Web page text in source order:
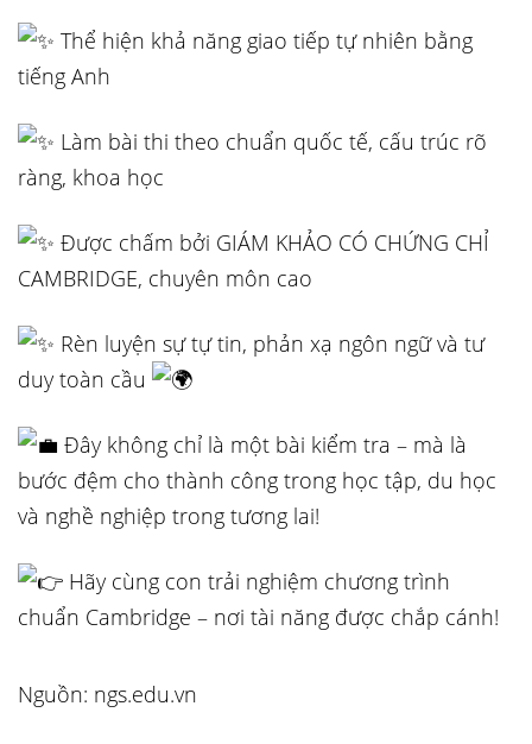
Thể hiện khả năng giao tiếp tự nhiên bằng
tiếng Anh
Làm bài thi theo chuẩn quốc tế, cấu trúc rõ
ràng, khoa học
Được chấm bởi GIÁM KHẢO CÓ CHỨNG CHỈ
CAMBRIDGE, chuyên môn cao
Rèn luyện sự tự tin, phản xạ ngôn ngữ và tư
duy toàn cầu
Đây không chỉ là một bài kiểm tra – mà là
bước đệm cho thành công trong học tập, du học
và nghề nghiệp trong tương lai!
Hãy cùng con trải nghiệm chương trình
chuẩn Cambridge – nơi tài năng được chắp cánh!
Nguồn: ngs.edu.vn